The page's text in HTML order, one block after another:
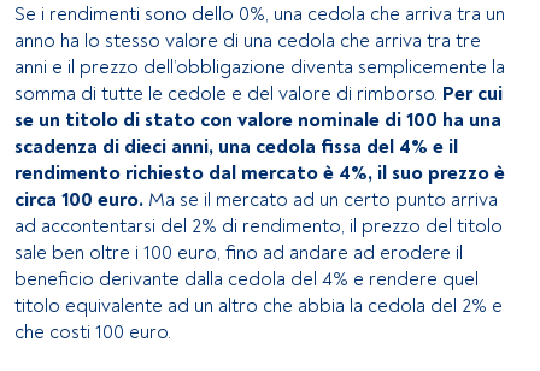
Se i rendimenti sono dello 0%, una cedola che arriva tra un
anno ha lo stesso valore di una cedola che arriva tra tre
anni e il prezzo dell’obbligazione diventa semplicemente la
somma di tutte le cedole e del valore di rimborso. Per cui
se un titolo di stato con valore nominale di 100 ha una
scadenza di dieci anni, una cedola fissa del 4% e il
rendimento richiesto dal mercato è 4%, il suo prezzo è
circa 100 euro. Ma se il mercato ad un certo punto arriva
ad accontentarsi del 2% di rendimento, il prezzo del titolo
sale ben oltre i 100 euro, fino ad andare ad erodere il
beneficio derivante dalla cedola del 4% e rendere quel
titolo equivalente ad un altro che abbia la cedola del 2% e
che costi 100 euro.